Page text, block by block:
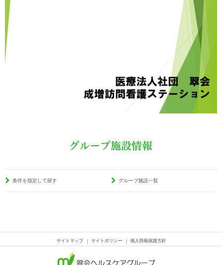
条件を指定して探す グループ施設一覧
サイトマップ サイトポリシー 個人情報保護方針